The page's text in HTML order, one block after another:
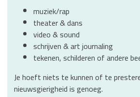
muziek/rap
theater & dans
video & sound
schrijven & art journaling
tekenen, schilderen of andere
Je hoeft niets te kunnen of te
nieuwsgierigheid is genoeg.